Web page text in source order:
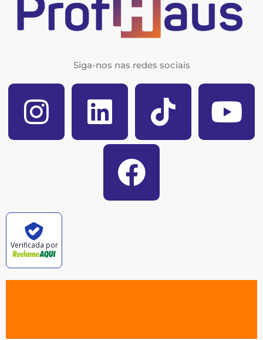
Siga-nos nas redes sociais
Verificada por